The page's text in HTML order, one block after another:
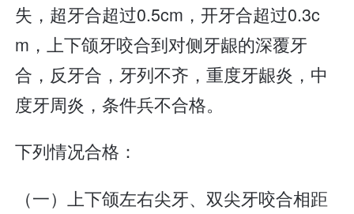
失，超牙合超过0.5cm，开牙合超过0.3c
m，上下颌牙咬合到对侧牙龈的深覆牙
合，反牙合，牙列不齐，重度牙龈炎，中
度牙周炎，条件兵不合格。
下列情况合格：
（一）上下颌左右尖牙、双尖牙咬合相距